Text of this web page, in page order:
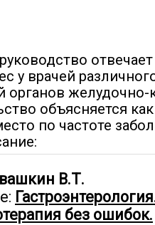
у врачей
органов
объясняется
по частоте
В.Т.
без ошибок.